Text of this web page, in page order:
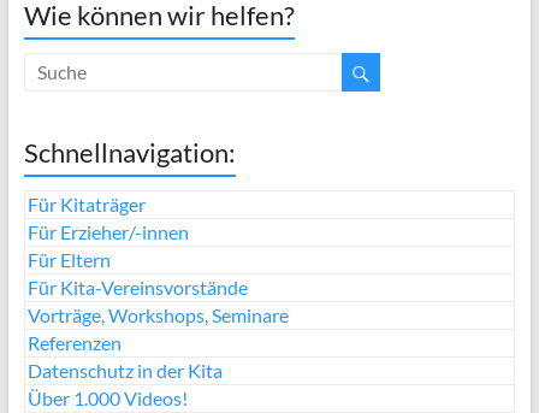
Wie können wir helfen?
Schnellnavigation:
Für Kitaträger
Für Erzieher/-innen
Für Eltern
Für Kita-Vereinsvorstände
Vorträge, Workshops, Seminare
Referenzen
Datenschutz in der Kita
Über 1.000 Videos!